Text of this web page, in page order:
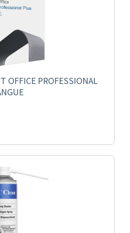
OFFICE PROFESSIONAL